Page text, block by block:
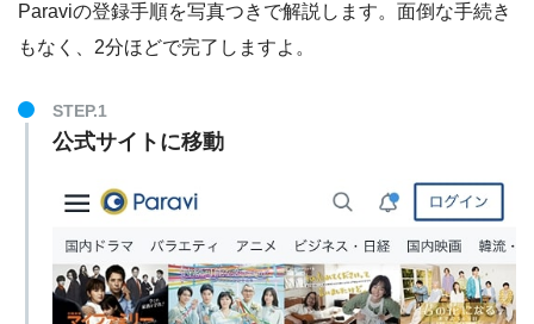
Paraviの登録手順を写真つきで解説します。面倒な手続き
もなく、2分ほどで完了しますよ。
STEP.1
公式サイトに移動